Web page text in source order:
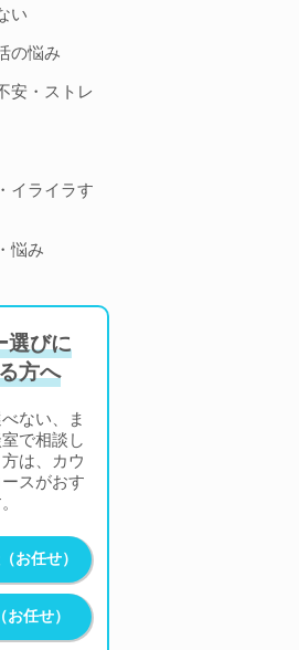
い
の悩み
安・ストレ
イライラす
悩み
選びに
方へ
ない、ま
で相談し
は、カウ
スがおす
お任せ）
任せ）